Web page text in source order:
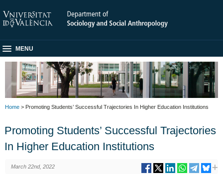
MENU
Home > Promoting Students’ Successful Trajectories In Higher Education Institutions
Promoting Students’ Successful Trajectories
In Higher Education Institutions
March 22nd, 2022